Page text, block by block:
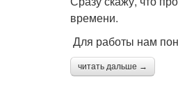
времени.
Для работы нам
читать дальше →